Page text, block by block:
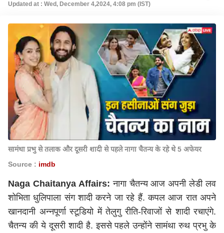
Updated at : Wed, December 4,2024, 4:08 pm (IST)
सामंथा प्रभु से तलाक और दूसरी शादी से पहले नागा चैतन्य के रहे थे 5 अफेयर
Source : imdb
Naga Chaitanya Affairs:नागा चैतन्य आज अपनी लेडी लव
शोभिता धुलिपाला संग शादी करने जा रहे हैं. कपल आज रात अपने
खानदानी अन्नपूर्णा स्टूडियो में तेलुगु रीति-रिवाजों से शादी रचाएंगे.
चैतन्य की ये दूसरी शादी है. इससे पहले उन्होंने सामंथा रुथ प्रभु के